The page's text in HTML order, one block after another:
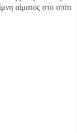
αίματος στο σπίτι